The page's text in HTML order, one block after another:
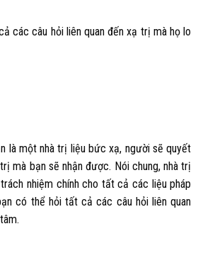
các câu hỏi liên quan đến xạ trị mà họ lo
là một nhà trị liệu bức xạ, người sẽ quyết
mà bạn sẽ nhận được. Nói chung, nhà trị
nhiệm chính cho tất cả các liệu pháp
có thể hỏi tất cả các câu hỏi liên quan